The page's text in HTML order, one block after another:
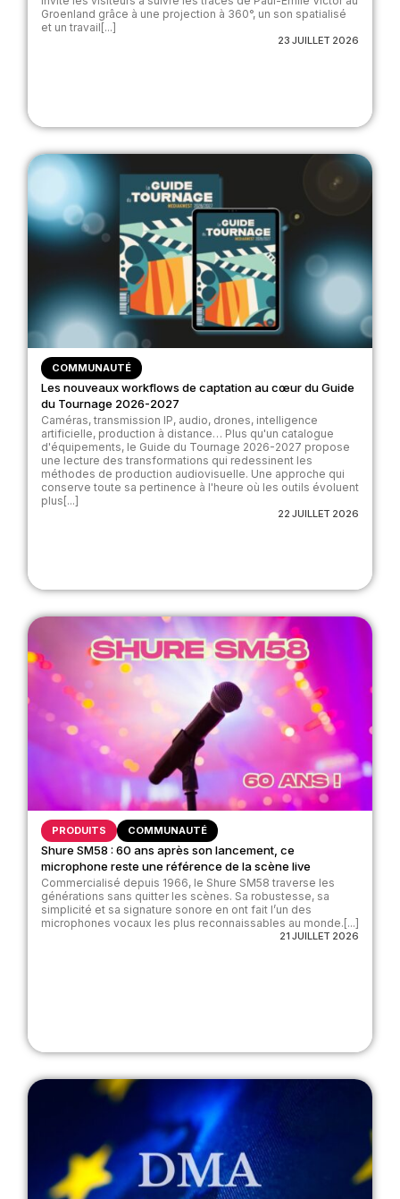
Groenland grâce à une projection à 360°, un son spatialisé
et un travail[...]
23 JUILLET 2026
COMMUNAUTÉ
Les nouveaux workflows de captation au cœur du Guide
du Tournage 2026-2027
Caméras, transmission IP, audio, drones, intelligence
artificielle, production à distance… Plus qu'un catalogue
d'équipements, le Guide du Tournage 2026-2027 propose
une lecture des transformations qui redessinent les
méthodes de production audiovisuelle. Une approche qui
conserve toute sa pertinence à l'heure où les outils évoluent
plus[...]
22 JUILLET 2026
PRODUITS COMMUNAUTÉ
Shure SM58 : 60 ans après son lancement, ce
microphone reste une référence de la scène live
Commercialisé depuis 1966, le Shure SM58 traverse les
générations sans quitter les scènes. Sa robustesse, sa
simplicité et sa signature sonore en ont fait l’un des
microphones vocaux les plus reconnaissables au monde.[...]
21 JUILLET 2026